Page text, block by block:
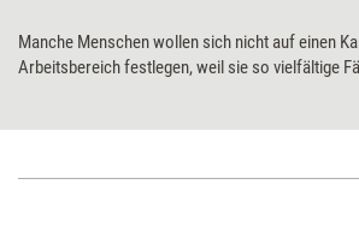
Manche Menschen wollen sich nicht auf einen
Arbeitsbereich festlegen, weil sie so vielfältige